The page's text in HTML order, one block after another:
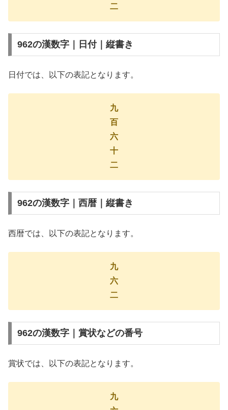
二
962の漢数字｜日付｜縦書き
日付では、以下の表記となります。
九
百
六
十
二
962の漢数字｜西暦｜縦書き
西暦では、以下の表記となります。
九
六
二
962の漢数字｜賞状などの番号
賞状では、以下の表記となります。
九